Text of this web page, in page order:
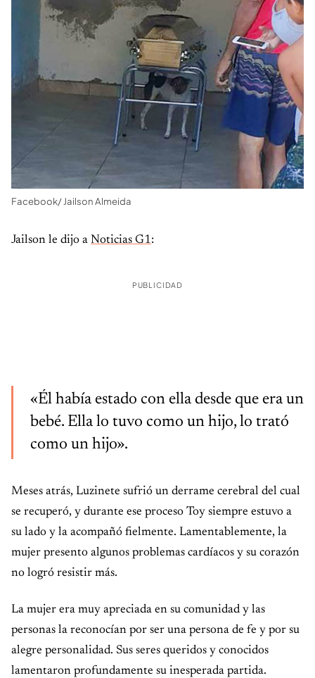
Facebook/ Jailson Almeida
Jailson le dijo a Noticias G1:
PUBLICIDAD
«Él había estado con ella desde que era un
bebé. Ella lo tuvo como un hijo, lo trató
como un hijo».
Meses atrás, Luzinete sufrió un derrame cerebral del cual
se recuperó, y durante ese proceso Toy siempre estuvo a
su lado y la acompañó fielmente. Lamentablemente, la
mujer presento algunos problemas cardíacos y su corazón
no logró resistir más.
La mujer era muy apreciada en su comunidad y las
personas la reconocían por ser una persona de fe y por su
alegre personalidad. Sus seres queridos y conocidos
lamentaron profundamente su inesperada partida.